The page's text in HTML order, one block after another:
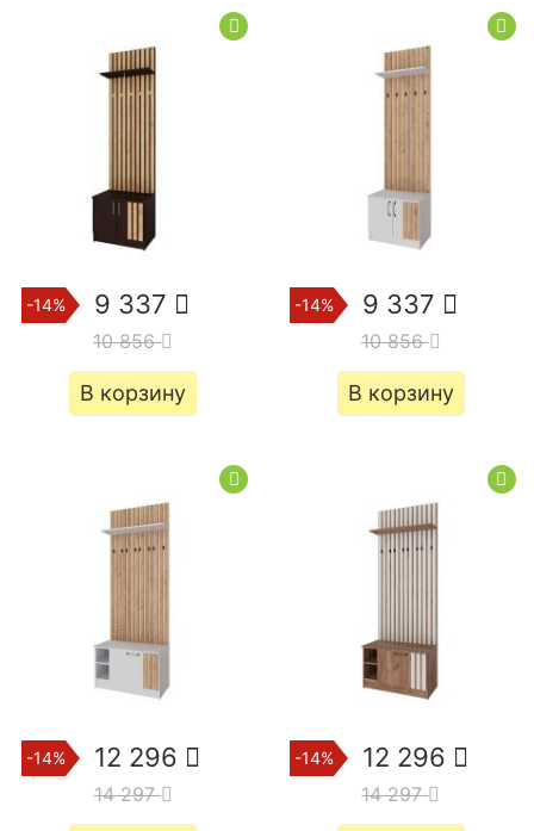
-14% 9 337
10 856
В корзину
-14% 9 337
10 856
В корзину
-14% 12 296
14 297
-14% 12 296
14 297